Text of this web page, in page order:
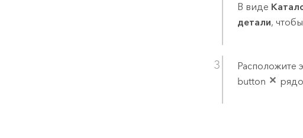
В виде
детали,
Расположите
button